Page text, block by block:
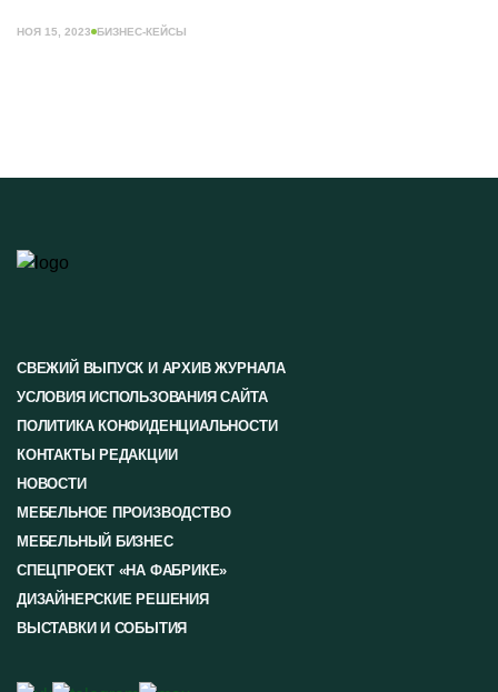
НОЯ 15, 2023 БИЗНЕС-КЕЙСЫ
СВЕЖИЙ ВЫПУСК И АРХИВ ЖУРНАЛА
УСЛОВИЯ ИСПОЛЬЗОВАНИЯ САЙТА
ПОЛИТИКА КОНФИДЕНЦИАЛЬНОСТИ
КОНТАКТЫ РЕДАКЦИИ
НОВОСТИ
МЕБЕЛЬНОЕ ПРОИЗВОДСТВО
МЕБЕЛЬНЫЙ БИЗНЕС
СПЕЦПРОЕКТ «НА ФАБРИКЕ»
ДИЗАЙНЕРСКИЕ РЕШЕНИЯ
ВЫСТАВКИ И СОБЫТИЯ